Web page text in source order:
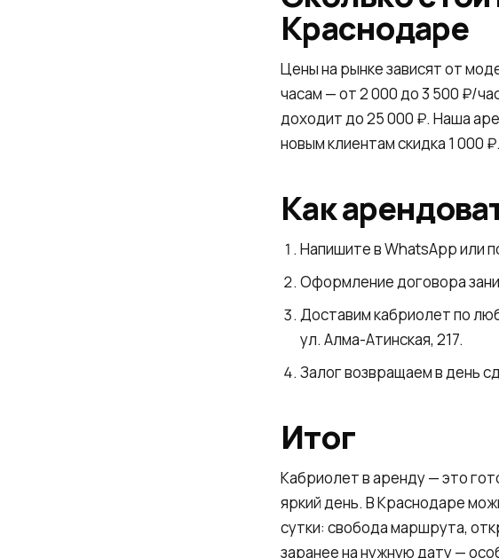
Краснодаре
Цены на рынке зависят от
часам — от 2 000 до 3 500 ₽/
доходит до 25 000 ₽. Наша
новым клиентам скидка 1 000
Как
Напишите в WhatsApp или
Оформление договора
Доставим кабриолет по
ул. Алма-Атинская, 217.
Залог возвращаем в день
Итог
Кабриолет в аренду — это
яркий день. В Краснодаре
сутки: свобода маршрута,
заранее на нужную дату —